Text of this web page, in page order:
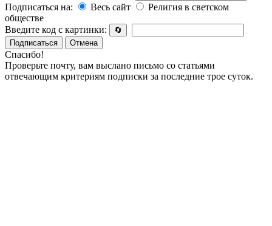
Подписаться на:
Весь сайт
Религия в светском
обществе
Введите код с картинки:
🔄
Подписаться
Отмена
Спасибо!
Проверьте почту, вам выслано письмо со статьями
отвечающим критериям подписки за последние трое суток.